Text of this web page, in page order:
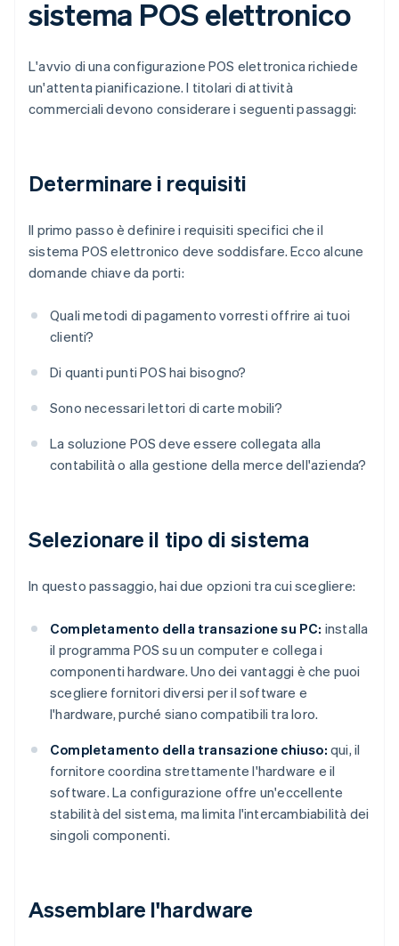
sistema POS elettronico
L'avvio di una configurazione POS elettronica richiede
un'attenta pianificazione. I titolari di attività
commerciali devono considerare i seguenti passaggi:
Determinare i requisiti
Il primo passo è definire i requisiti specifici che il
sistema POS elettronico deve soddisfare. Ecco alcune
domande chiave da porti:
Quali metodi di pagamento vorresti offrire ai tuoi
clienti?
Di quanti punti POS hai bisogno?
Sono necessari lettori di carte mobili?
La soluzione POS deve essere collegata alla
contabilità o alla gestione della merce dell'azienda?
Selezionare il tipo di sistema
In questo passaggio, hai due opzioni tra cui scegliere:
Completamento della transazione su PC: installa
il programma POS su un computer e collega i
componenti hardware. Uno dei vantaggi è che puoi
scegliere fornitori diversi per il software e
l'hardware, purché siano compatibili tra loro.
Completamento della transazione chiuso: qui, il
fornitore coordina strettamente l'hardware e il
software. La configurazione offre un'eccellente
stabilità del sistema, ma limita l'intercambiabilità dei
singoli componenti.
Assemblare l'hardware